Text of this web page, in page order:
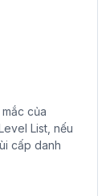
của
List, nếu
cấp danh